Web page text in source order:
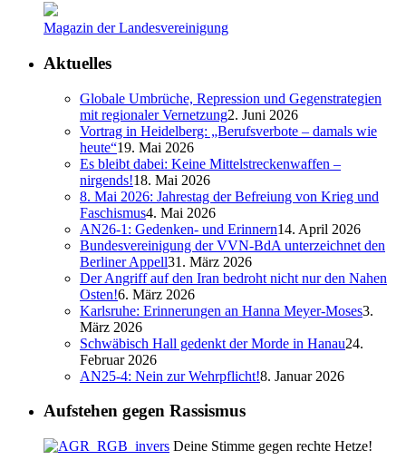
Magazin der Landesvereinigung
Aktuelles
Globale Umbrüche, Repression und Gegenstrategien
mit regionaler Vernetzung2. Juni 2026
Vortrag in Heidelberg: „Berufsverbote – damals wie
heute“19. Mai 2026
Es bleibt dabei: Keine Mittelstreckenwaffen –
nirgends!18. Mai 2026
8. Mai 2026: Jahrestag der Befreiung von Krieg und
Faschismus4. Mai 2026
AN26-1: Gedenken- und Erinnern14. April 2026
Bundesvereinigung der VVN-BdA unterzeichnet den
Berliner Appell31. März 2026
Der Angriff auf den Iran bedroht nicht nur den Nahen
Osten!6. März 2026
Karlsruhe: Erinnerungen an Hanna Meyer-Moses3.
März 2026
Schwäbisch Hall gedenkt der Morde in Hanau24.
Februar 2026
AN25-4: Nein zur Wehrpflicht!8. Januar 2026
Aufstehen gegen Rassismus
Deine Stimme gegen rechte Hetze!